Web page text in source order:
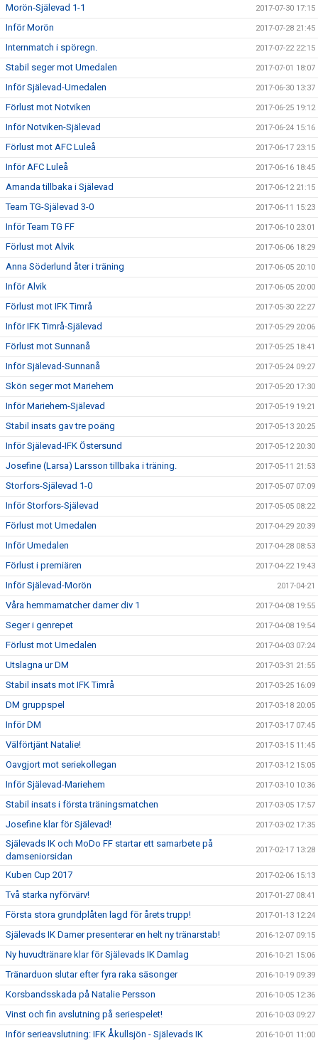
Morön-Själevad 1-1 2017-07-30 17:15
Inför Morön 2017-07-28 21:45
Internmatch i spöregn. 2017-07-22 22:15
Stabil seger mot Umedalen 2017-07-01 18:07
Inför Själevad-Umedalen 2017-06-30 13:37
Förlust mot Notviken 2017-06-25 19:12
Inför Notviken-Själevad 2017-06-24 15:16
Förlust mot AFC Luleå 2017-06-17 23:15
Inför AFC Luleå 2017-06-16 18:45
Amanda tillbaka i Själevad 2017-06-12 21:15
Team TG-Själevad 3-0 2017-06-11 15:23
Inför Team TG FF 2017-06-10 23:01
Förlust mot Alvik 2017-06-06 18:29
Anna Söderlund åter i träning 2017-06-05 20:10
Inför Alvik 2017-06-05 20:00
Förlust mot IFK Timrå 2017-05-30 22:27
Inför IFK Timrå-Själevad 2017-05-29 20:06
Förlust mot Sunnanå 2017-05-25 18:41
Inför Själevad-Sunnanå 2017-05-24 09:27
Skön seger mot Mariehem 2017-05-20 17:30
Inför Mariehem-Själevad 2017-05-19 19:21
Stabil insats gav tre poäng 2017-05-13 20:25
Inför Själevad-IFK Östersund 2017-05-12 20:30
Josefine (Larsa) Larsson tillbaka i träning. 2017-05-11 21:53
Storfors-Själevad 1-0 2017-05-07 07:09
Inför Storfors-Själevad 2017-05-05 08:22
Förlust mot Umedalen 2017-04-29 20:39
Inför Umedalen 2017-04-28 08:53
Förlust i premiären 2017-04-22 19:43
Inför Själevad-Morön 2017-04-21
Våra hemmamatcher damer div 1 2017-04-08 19:55
Seger i genrepet 2017-04-08 19:54
Förlust mot Umedalen 2017-04-03 07:24
Utslagna ur DM 2017-03-31 21:55
Stabil insats mot IFK Timrå 2017-03-25 16:09
DM gruppspel 2017-03-18 20:05
Inför DM 2017-03-17 07:45
Välförtjänt Natalie! 2017-03-15 11:45
Oavgjort mot seriekollegan 2017-03-12 15:05
Inför Själevad-Mariehem 2017-03-10 10:36
Stabil insats i första träningsmatchen 2017-03-05 17:57
Josefine klar för Själevad! 2017-03-02 17:35
Själevads IK och MoDo FF startar ett samarbete på
damseniorsidan
2017-02-17 13:28
Kuben Cup 2017 2017-02-06 15:13
Två starka nyförvärv! 2017-01-27 08:41
Första stora grundplåten lagd för årets trupp! 2017-01-13 12:24
Själevads IK Damer presenterar en helt ny tränarstab! 2016-12-07 09:15
Ny huvudtränare klar för Själevads IK Damlag 2016-10-21 15:06
Tränarduon slutar efter fyra raka säsonger 2016-10-19 09:39
Korsbandsskada på Natalie Persson 2016-10-05 12:36
Vinst och fin avslutning på seriespelet! 2016-10-03 09:27
Inför serieavslutning: IFK Åkullsjön - Själevads IK 2016-10-01 11:00